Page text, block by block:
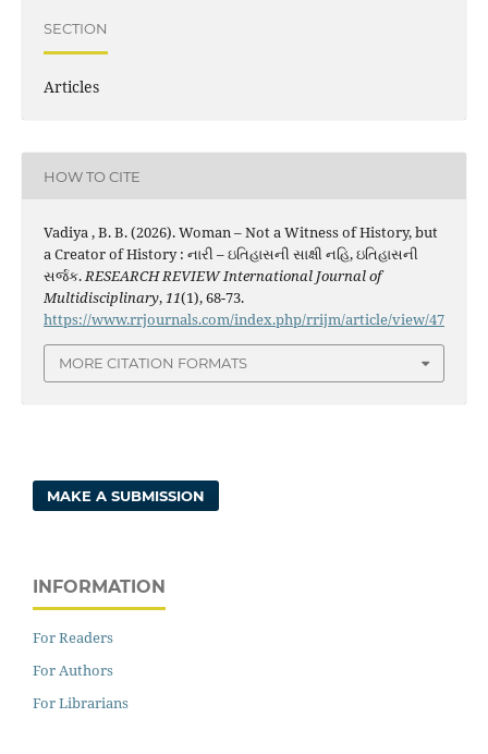
SECTION
Articles
HOW TO CITE
Vadiya , B. B. (2026). Woman – Not a Witness of History, but
a Creator of History : નારી – ઇતિહાસની સાક્ષી નહિ, ઇતિહાસની
સર્જક.RESEARCH REVIEW International Journal of
Multidisciplinary,11(1), 68-73.
https://www.rrjournals.com/index.php/rrijm/article/view/47
MORE CITATION FORMATS
MAKE A SUBMISSION
INFORMATION
For Readers
For Authors
For Librarians